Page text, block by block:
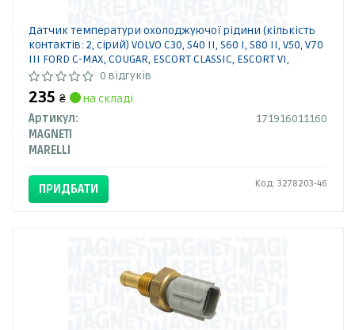
Датчик температури охолоджуючої рідини (кількість
контактів: 2, сірий) VOLVO C30, S40 II, S60 I, S80 II, V50, V70
III FORD C-MAX, COUGAR, ESCORT CLASSIC, ESCORT VI,
ESCORT VI/KOMBI 1.3-4.2 01.95-
0 відгуків
235 ₴
на складі
Артикул:
171916011160
MAGNETI
MARELLI
ПРИДБАТИ Код: 3278203-46